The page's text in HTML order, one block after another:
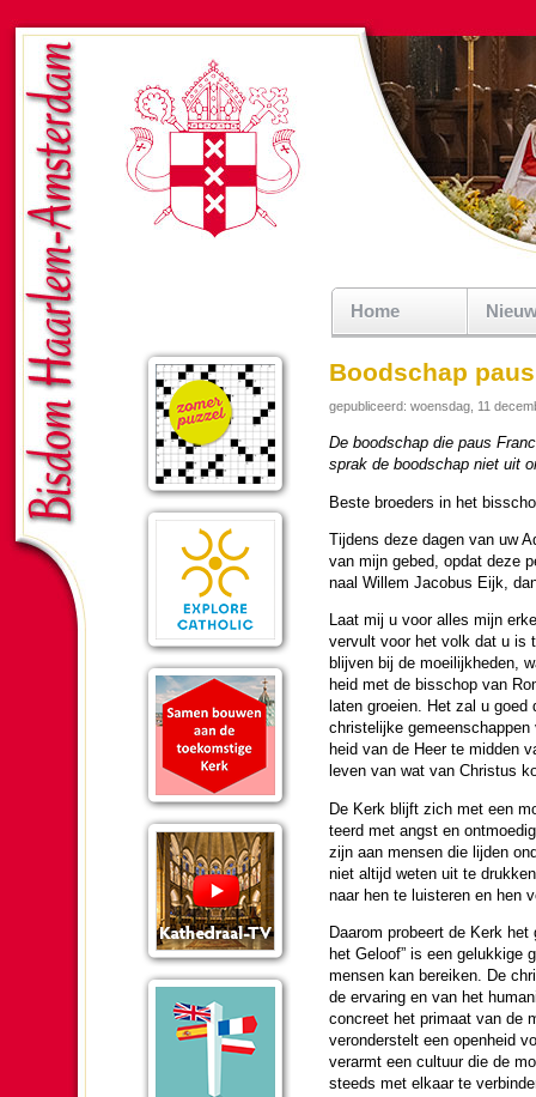
Home
Boodschap
gepubliceerd: woensdag, 11
De bood­schap die paus
sprak de bood­schap niet uit
Beste broe­ders in het
Tijdens deze dagen van uw
van mijn gebed, opdat deze
naal Willem Jacobus Eijk,
Laat mij u voor alles mijn
vervult voor het volk dat u is
blijven bij de moei­lijk­he­den,
heid met de bis­schop van
laten groeien. Het zal u
chris­te­lijke
heid van de Heer te mid­den
leven van wat van Christus
De Kerk blijft zich met een
teerd met angst en
zijn aan mensen die lij­den
niet altijd weten uit te
naar hen te luis­te­ren en hen
Daarom probeert de Kerk
het Geloof” is een gelukkige
mensen kan bereiken. De
de erva­ring en van het
concreet het primaat van de
ver­on­der­stelt een open­heid
verarmt een cultuur die de
steeds met elkaar te